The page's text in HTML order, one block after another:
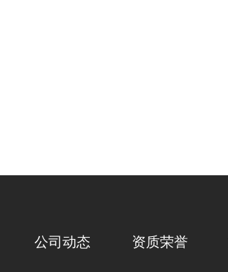
公司动态 资质荣誉